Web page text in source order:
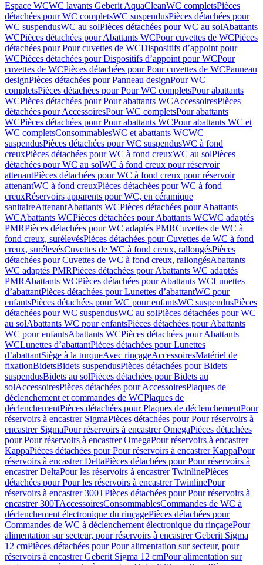
Espace WCWC lavants Geberit AquaCleanWC completsPièces
détachées pour WC completsWC suspendusPièces détachées pour
WC suspendusWC au solPièces détachées pour WC au solAbattants
WCPièces détachées pour Abattants WCPour cuvettes de WCPièces
détachées pour Pour cuvettes de WCDispositifs d’appoint pour
WCPièces détachées pour Dispositifs d’appoint pour WCPour
cuvettes de WCPièces détachées pour Pour cuvettes de WCPanneau
designPièces détachées pour Panneau designPour WC
completsPièces détachées pour Pour WC completsPour abattants
WCPièces détachées pour Pour abattants WCAccessoiresPièces
détachées pour AccessoiresPour WC completsPour abattants
WCPièces détachées pour Pour abattants WCPour abattants WC et
WC completsConsommablesWC et abattants WCWC
suspendusPièces détachées pour WC suspendusWC à fond
creuxPièces détachées pour WC à fond creuxWC au solPièces
détachées pour WC au solWC à fond creux pour réservoir
attenantPièces détachées pour WC à fond creux pour réservoir
attenantWC à fond creuxPièces détachées pour WC à fond
creuxRéservoirs apparents pour WC, en céramique
sanitaireAttenantAbattants WCPièces détachées pour Abattants
WCAbattants WCPièces détachées pour Abattants WCWC adaptés
PMRPièces détachées pour WC adaptés PMRCuvettes de WC à
fond creux, surélevésPièces détachées pour Cuvettes de WC à fond
creux, surélevésCuvettes de WC à fond creux, rallongésPièces
détachées pour Cuvettes de WC à fond creux, rallongésAbattants
WC adaptés PMRPièces détachées pour Abattants WC adaptés
PMRAbattants WCPièces détachées pour Abattants WCLunettes
d’abattantPièces détachées pour Lunettes d’abattantWC pour
enfantsPièces détachées pour WC pour enfantsWC suspendusPièces
détachées pour WC suspendusWC au solPièces détachées pour WC
au solAbattants WC pour enfantsPièces détachées pour Abattants
WC pour enfantsAbattants WCPièces détachées pour Abattants
WCLunettes d’abattantPièces détachées pour Lunettes
d’abattantSiège à la turqueAvec rinçageAccessoiresMatériel de
fixationBidetsBidets suspendusPièces détachées pour Bidets
suspendusBidets au solPièces détachées pour Bidets au
solAccessoiresPièces détachées pour AccessoiresPlaques de
déclenchement et commandes de WCPlaques de
déclenchementPièces détachées pour Plaques de déclenchementPour
réservoirs à encastrer SigmaPièces détachées pour Pour réservoirs à
encastrer SigmaPour réservoirs à encastrer OmegaPièces détachées
pour Pour réservoirs à encastrer OmegaPour réservoirs à encastrer
KappaPièces détachées pour Pour réservoirs à encastrer KappaPour
réservoirs à encastrer DeltaPièces détachées pour Pour réservoirs à
encastrer DeltaPour les réservoirs à encastrer TwinlinePièces
détachées pour Pour les réservoirs à encastrer TwinlinePour
réservoirs à encastrer 300TPièces détachées pour Pour réservoirs à
encastrer 300TAccessoiresConsommablesCommandes de WC à
déclenchement électronique du rinçagePièces détachées pour
Commandes de WC à déclenchement électronique du rinçagePour
alimentation sur secteur, pour réservoirs à encastrer Geberit Sigma
12 cmPièces détachées pour Pour alimentation sur secteur, pour
réservoirs à encastrer Geberit Sigma 12 cmPour alimentation sur